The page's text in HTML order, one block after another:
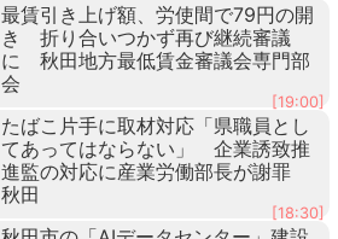
最賃引き上げ額、労使間で79円の開
き 折り合いつかず再び継続審議
に 秋田地方最低賃金審議会専門部
会
[19:00]
たばこ片手に取材対応「県職員とし
てあってはならない」 企業誘致推
進監の対応に産業労働部長が謝罪
秋田
[18:30]